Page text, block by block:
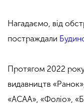
Нагадаємо, від
постраждали
Протягом 2022
видавництв
«АСАА», «Фоліо»,